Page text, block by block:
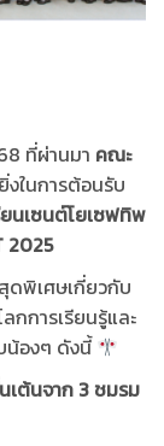
ที่ผ่านมา คณะ
ในการต้อนรับ
ยนเซนต์โยเซฟทิพ
2025
ดพิเศษเกี่ยวกับ
การเรียนรู้และ
น้องๆ ดังนี้
เต้นจาก 3 ชมรม